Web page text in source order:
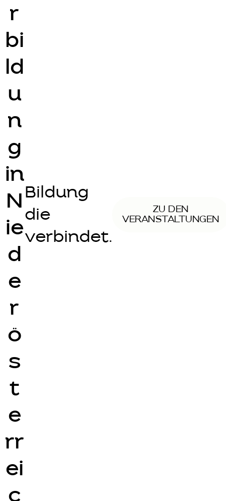
r
bi
ld
u
n
g
in
N
ie
d
e
r
ö
s
t
e
rr
ei
c
Bildung
die
verbindet.
ZU DEN
VERANSTALTUNGEN